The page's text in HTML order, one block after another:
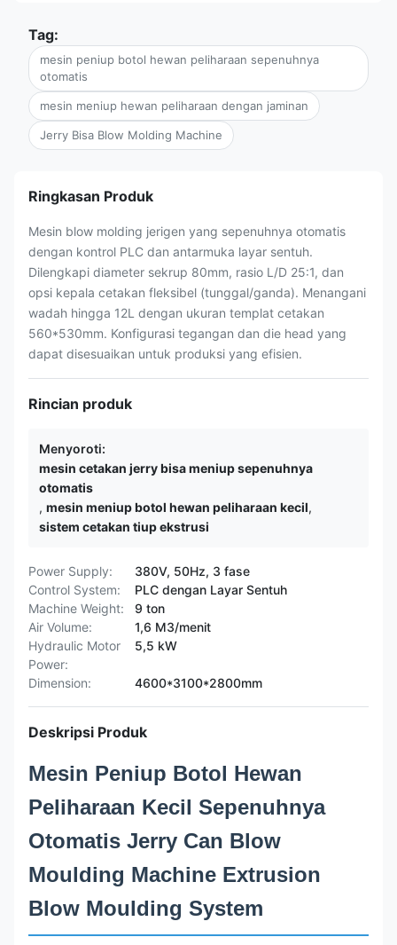
Tag:
mesin peniup botol hewan peliharaan sepenuhnya
otomatis
mesin meniup hewan peliharaan dengan jaminan
Jerry Bisa Blow Molding Machine
Ringkasan Produk
Mesin blow molding jerigen yang sepenuhnya otomatis
dengan kontrol PLC dan antarmuka layar sentuh.
Dilengkapi diameter sekrup 80mm, rasio L/D 25:1, dan
opsi kepala cetakan fleksibel (tunggal/ganda). Menangani
wadah hingga 12L dengan ukuran templat cetakan
560*530mm. Konfigurasi tegangan dan die head yang
dapat disesuaikan untuk produksi yang efisien.
Rincian produk
Menyoroti:
mesin cetakan jerry bisa meniup sepenuhnya
otomatis
, mesin meniup botol hewan peliharaan kecil,
sistem cetakan tiup ekstrusi
Power Supply:
380V, 50Hz, 3 fase
Control System:
PLC dengan Layar Sentuh
Machine Weight:
9 ton
Air Volume:
1,6 M3/menit
Hydraulic Motor
Power:
5,5 kW
Dimension: 4600*3100*2800mm
Deskripsi Produk
Mesin Peniup Botol Hewan
Peliharaan Kecil Sepenuhnya
Otomatis Jerry Can Blow
Moulding Machine Extrusion
Blow Moulding System